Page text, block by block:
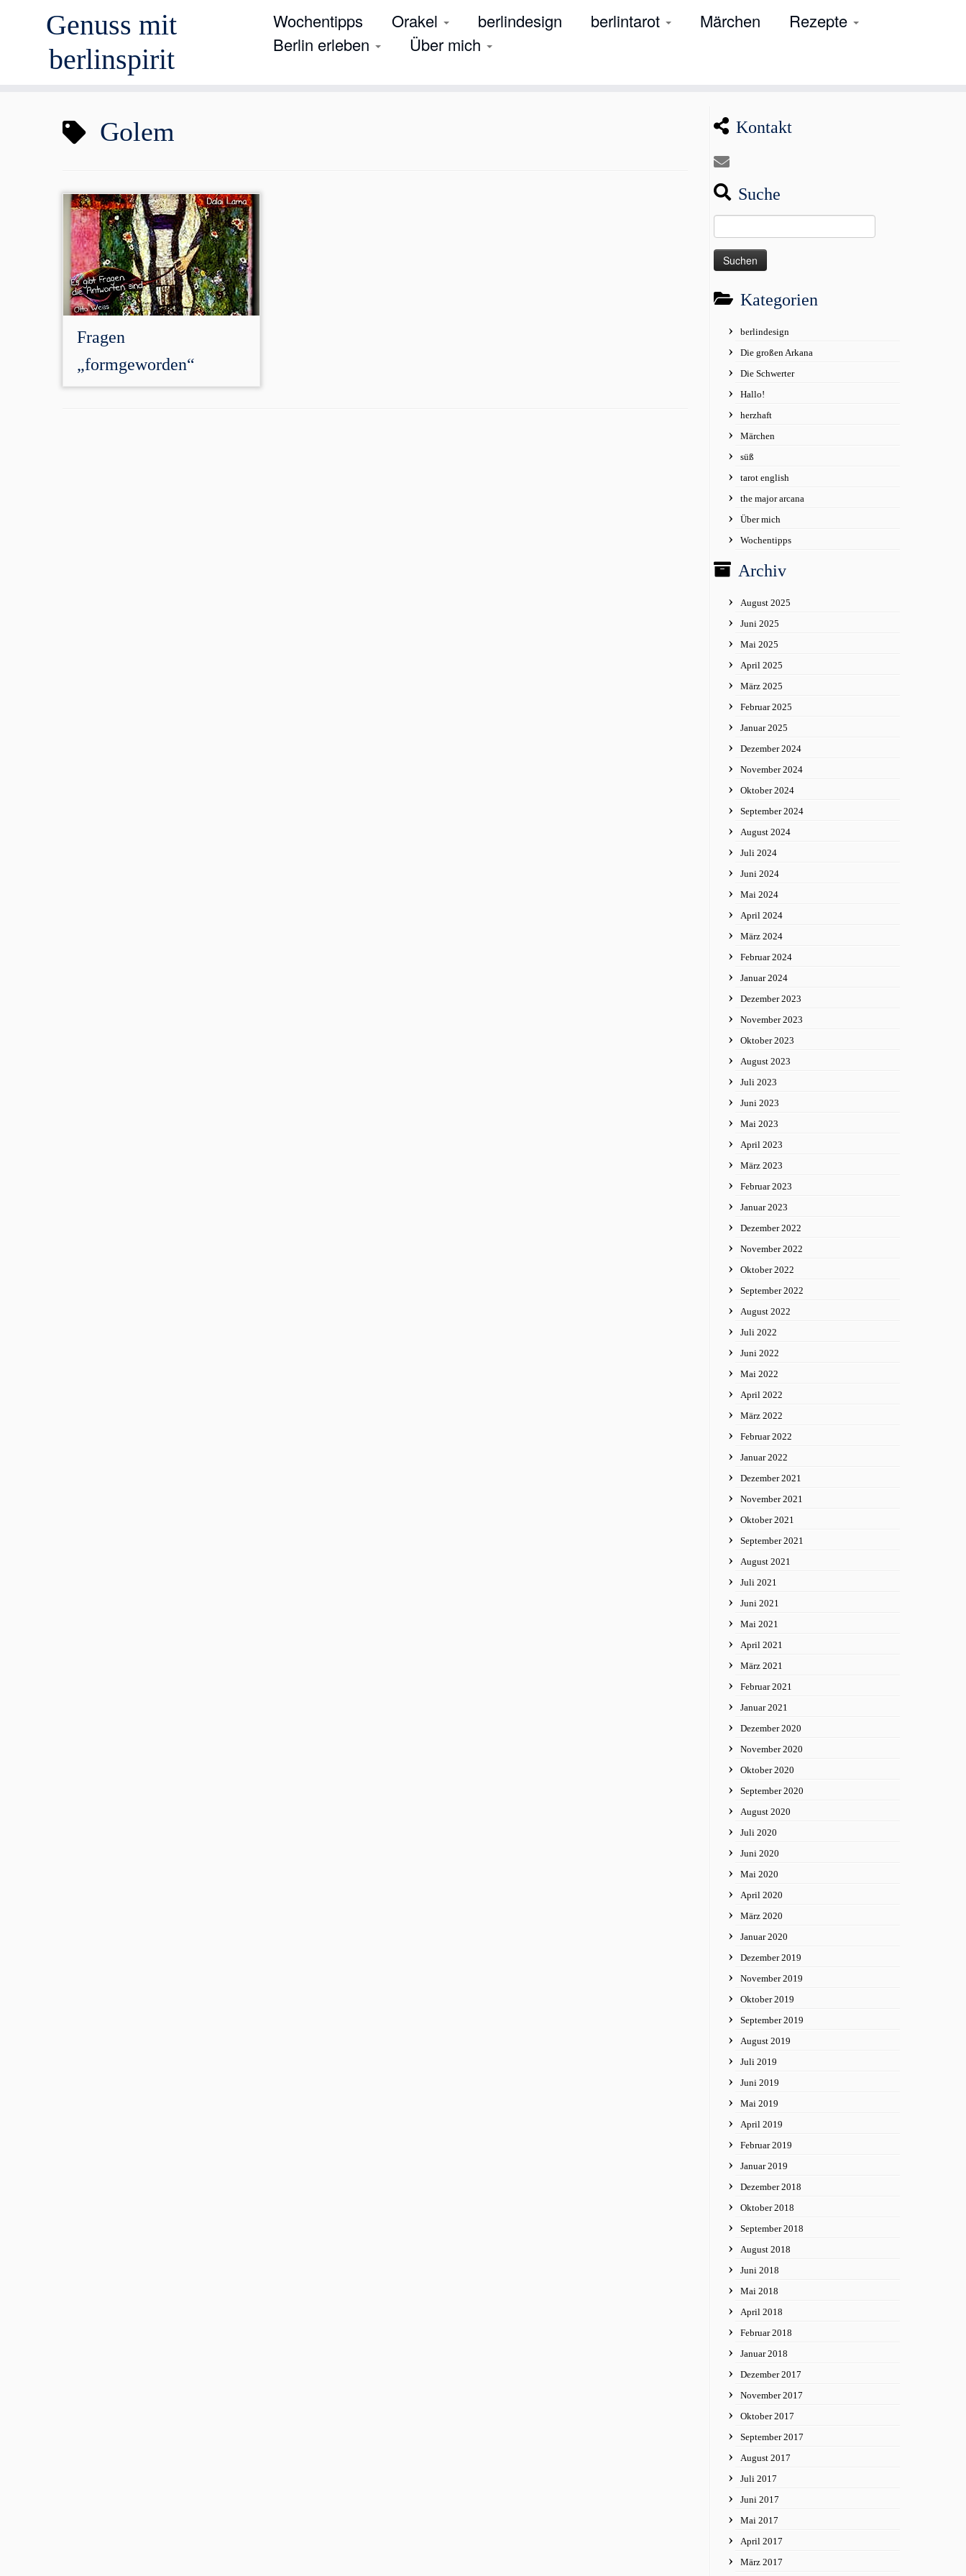
Genuss mit
berlinspirit
Wochentipps Orakel berlindesign berlintarot Märchen
Rezepte
Berlin erleben
Über mich
Golem
Fragen
„formgeworden“
Kontakt
Suche
nach:
Kategorien
berlindesign
Die großen Arkana
Die Schwerter
Hallo!
herzhaft
Märchen
süß
tarot english
the major arcana
Über mich
Wochentipps
Archiv
August 2025
Juni 2025
Mai 2025
April 2025
März 2025
Februar 2025
Januar 2025
Dezember 2024
November 2024
Oktober 2024
September 2024
August 2024
Juli 2024
Juni 2024
Mai 2024
April 2024
März 2024
Februar 2024
Januar 2024
Dezember 2023
November 2023
Oktober 2023
August 2023
Juli 2023
Juni 2023
Mai 2023
April 2023
März 2023
Februar 2023
Januar 2023
Dezember 2022
November 2022
Oktober 2022
September 2022
August 2022
Juli 2022
Juni 2022
Mai 2022
April 2022
März 2022
Februar 2022
Januar 2022
Dezember 2021
November 2021
Oktober 2021
September 2021
August 2021
Juli 2021
Juni 2021
Mai 2021
April 2021
März 2021
Februar 2021
Januar 2021
Dezember 2020
November 2020
Oktober 2020
September 2020
August 2020
Juli 2020
Juni 2020
Mai 2020
April 2020
März 2020
Januar 2020
Dezember 2019
November 2019
Oktober 2019
September 2019
August 2019
Juli 2019
Juni 2019
Mai 2019
April 2019
Februar 2019
Januar 2019
Dezember 2018
Oktober 2018
September 2018
August 2018
Juni 2018
Mai 2018
April 2018
Februar 2018
Januar 2018
Dezember 2017
November 2017
Oktober 2017
September 2017
August 2017
Juli 2017
Juni 2017
Mai 2017
April 2017
März 2017